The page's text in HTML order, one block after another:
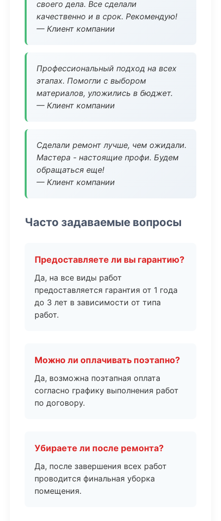
своего дела. Все сделали
качественно и в срок. Рекомендую!
— Клиент компании
Профессиональный подход на всех
этапах. Помогли с выбором
материалов, уложились в бюджет.
— Клиент компании
Сделали ремонт лучше, чем ожидали.
Мастера - настоящие профи. Будем
обращаться еще!
— Клиент компании
Часто задаваемые вопросы
Предоставляете ли вы гарантию?
Да, на все виды работ
предоставляется гарантия от 1 года
до 3 лет в зависимости от типа
работ.
Можно ли оплачивать поэтапно?
Да, возможна поэтапная оплата
согласно графику выполнения работ
по договору.
Убираете ли после ремонта?
Да, после завершения всех работ
проводится финальная уборка
помещения.